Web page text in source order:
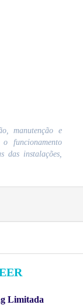
manutenção e
funcionamento
das instalações,
Limitada